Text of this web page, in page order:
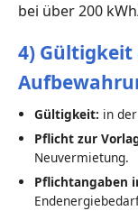
bei über 200
4) Gültigkeit
Gültigkeit: in
Pflicht zur
Neuvermietung.
Pflichtangaben